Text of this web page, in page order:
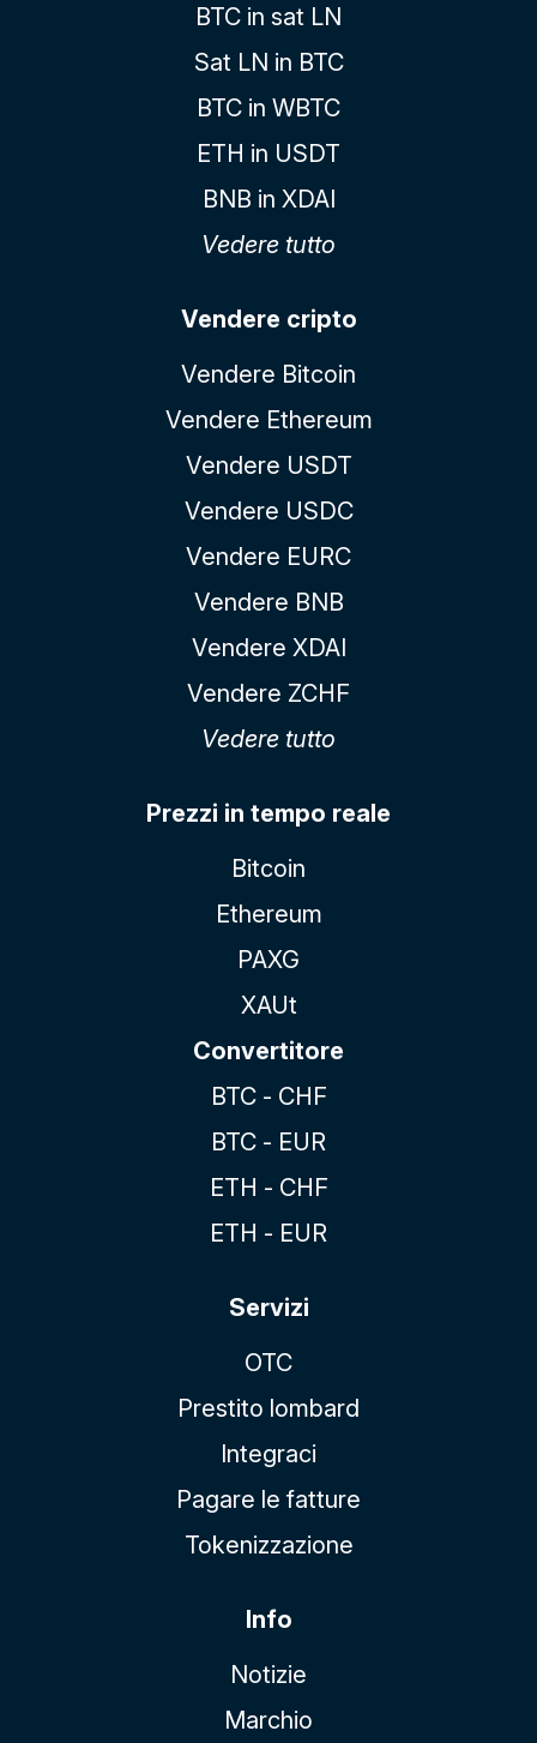
BTC in sat LN
Sat LN in BTC
BTC in WBTC
ETH in USDT
BNB in XDAI
Vedere tutto
Vendere cripto
Vendere Bitcoin
Vendere Ethereum
Vendere USDT
Vendere USDC
Vendere EURC
Vendere BNB
Vendere XDAI
Vendere ZCHF
Vedere tutto
Prezzi in tempo reale
Bitcoin
Ethereum
PAXG
XAUt
Convertitore
BTC - CHF
BTC - EUR
ETH - CHF
ETH - EUR
Servizi
OTC
Prestito lombard
Integraci
Pagare le fatture
Tokenizzazione
Info
Notizie
Marchio